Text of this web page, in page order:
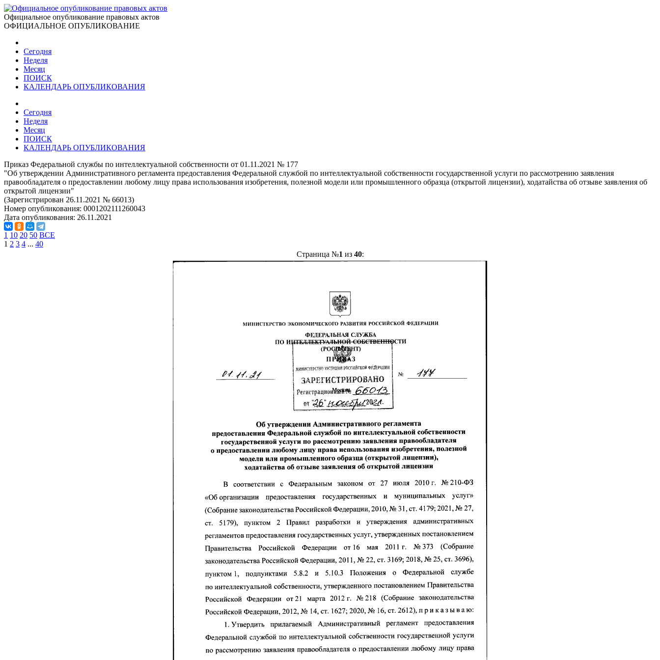
Официальное опубликование правовых актов
ОФИЦИАЛЬНОЕ ОПУБЛИКОВАНИЕ
Сегодня
Неделя
Месяц
ПОИСК
КАЛЕНДАРЬ ОПУБЛИКОВАНИЯ
Сегодня
Неделя
Месяц
ПОИСК
КАЛЕНДАРЬ ОПУБЛИКОВАНИЯ
Приказ Федеральной службы по интеллектуальной собственности от 01.11.2021 № 177
"Об утверждении Административного регламента предоставления Федеральной службой по интеллектуальной собственности государственной услуги по рассмотрению заявления
правообладателя о предоставлении любому лицу права использования изобретения, полезной модели или промышленного образца (открытой лицензии), ходатайства об отзыве заявления об
открытой лицензии"
(Зарегистрирован 26.11.2021 № 66013)
Номер опубликования: 0001202111260043
Дата опубликования: 26.11.2021
1 10 20 50 ВСЕ
1 2 3 4 ... 40
Страница №1 из 40: